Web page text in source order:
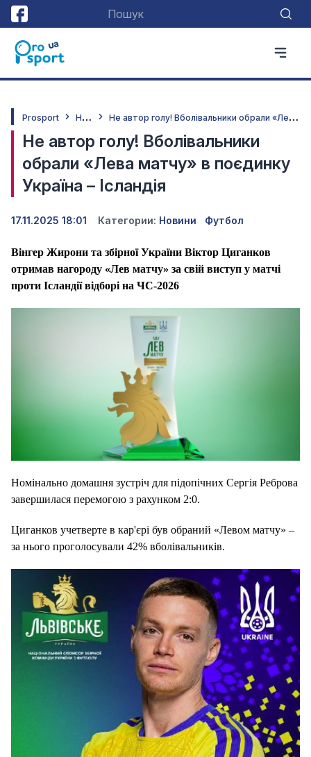
Prosport Н
овини Н
е автор голу! Вболівальники обрали «Лева матчу» в поєдинку Україна – Ісландія
Не автор голу! Вболівальники
обрали «Лева матчу» в поєдинку
Україна – Ісландія
17.11.2025 18:01 Категории: Новини Футбол
Вінгер Жирони та збірної України Віктор Циганков
отримав нагороду «Лев матчу» за свій виступ у матчі
проти Ісландії відборі на ЧС-2026
Номінально домашня зустріч для підопічних Сергія Реброва
завершилася перемогою з рахунком 2:0.
Циганков учетверте в кар'єрі був обраний «Левом матчу» –
за нього проголосували 42% вболівальників.